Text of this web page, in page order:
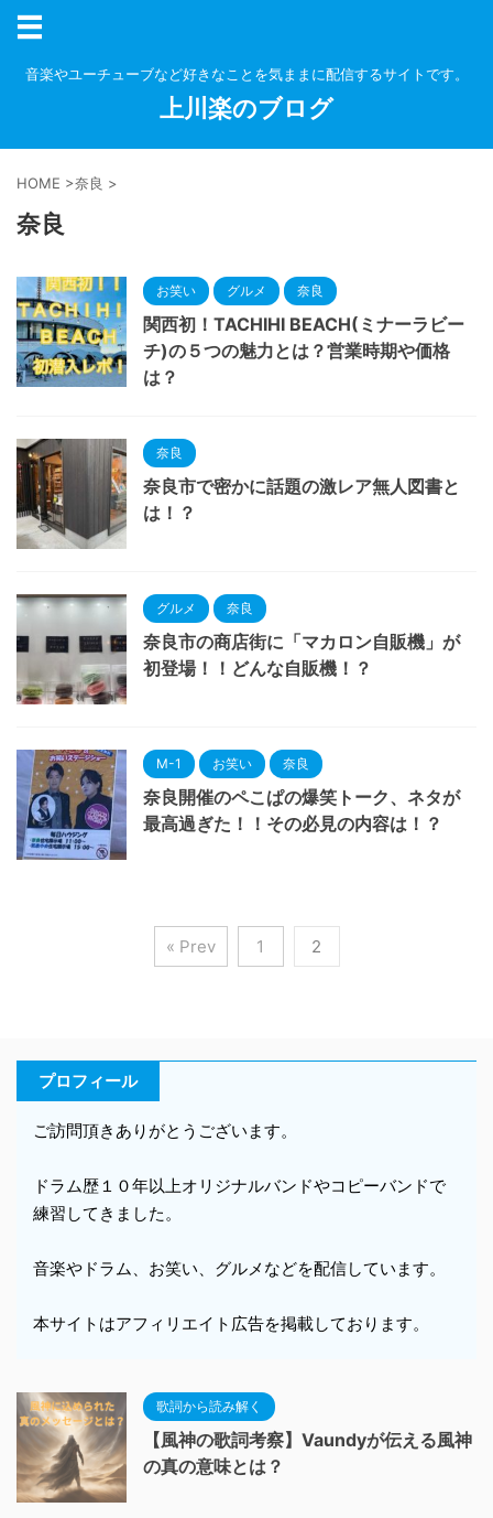
音楽やユーチューブなど好きなことを気ままに配信するサイトです。
上川楽のブログ
HOME >奈良 >
奈良
お笑い グルメ 奈良
関西初！TACHIHI BEACH(ミナーラビー
チ)の５つの魅力とは？営業時期や価格
は？
奈良
奈良市で密かに話題の激レア無人図書と
は！？
グルメ 奈良
奈良市の商店街に「マカロン自販機」が
初登場！！どんな自販機！？
M-1 お笑い 奈良
奈良開催のペこぱの爆笑トーク、ネタが
最高過ぎた！！その必見の内容は！？
« Prev 1 2
プロフィール
ご訪問頂きありがとうございます。
ドラム歴１０年以上オリジナルバンドやコピーバンドで
練習してきました。
音楽やドラム、お笑い、グルメなどを配信しています。
本サイトはアフィリエイト広告を掲載しております。
歌詞から読み解く
【風神の歌詞考察】Vaundyが伝える風神
の真の意味とは？